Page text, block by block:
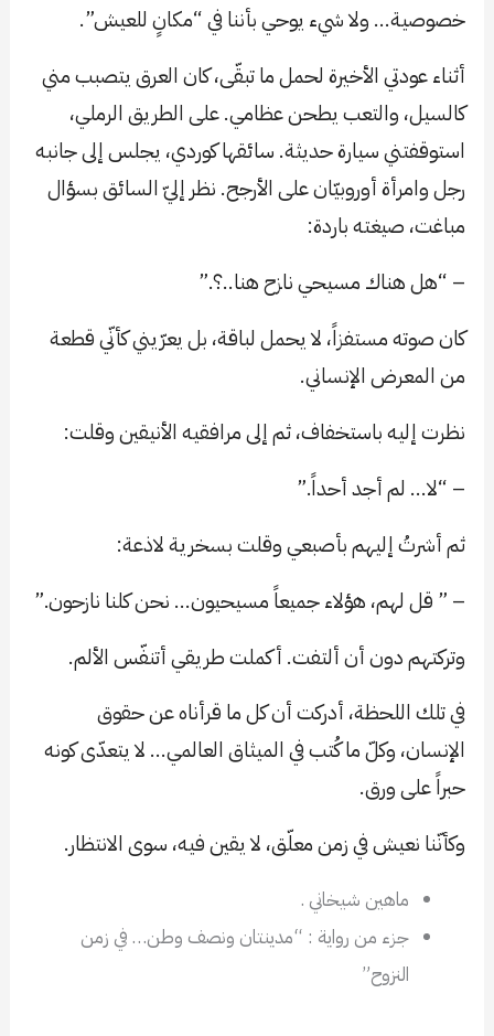
خصوصية… ولا شيء يوحي بأننا في “مكانٍ للعيش”.
أثناء عودتي الأخيرة لحمل ما تبقّى، كان العرق يتصبب مني
كالسيل، والتعب يطحن عظامي. على الطريق الرملي،
استوقفتني سيارة حديثة. سائقها كوردي، يجلس إلى جانبه
رجل وامرأة أوروبيّان على الأرجح. نظر إليّ السائق بسؤال
مباغت، صيغته باردة:
– “هل هناك مسيحي نازح هنا..؟.”
كان صوته مستفزاً، لا يحمل لباقة، بل يعرّيني كأنّي قطعة
من المعرض الإنساني.
نظرت إليه باستخفاف، ثم إلى مرافقيه الأنيقين وقلت:
– “لا… لم أجد أحداً.”
ثم أشرتُ إليهم بأصبعي وقلت بسخرية لاذعة:
– ” قل لهم، هؤلاء جميعاً مسيحيون… نحن كلنا نازحون.”
وتركتهم دون أن ألتفت. أكملت طريقي أتنفّس الألم.
في تلك اللحظة، أدركت أن كل ما قرأناه عن حقوق
الإنسان، وكلّ ما كُتب في الميثاق العالمي… لا يتعدّى كونه
حبراً على ورق.
وكأنّنا نعيش في زمن معلّق، لا يقين فيه، سوى الانتظار.
ماهين شيخاني .
جزء من رواية : “مدينتان ونصف وطن… في زمن
النزوح”